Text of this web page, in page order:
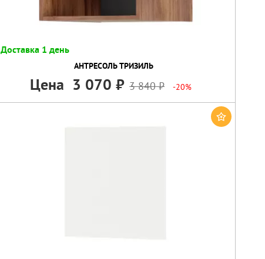
Доставка 1 день
АНТРЕСОЛЬ ТРИЗИЛЬ
Цена 3 070 3 840 -20%